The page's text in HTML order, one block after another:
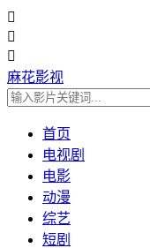



麻花影视
首页
电视剧
电影
动漫
综艺
短剧